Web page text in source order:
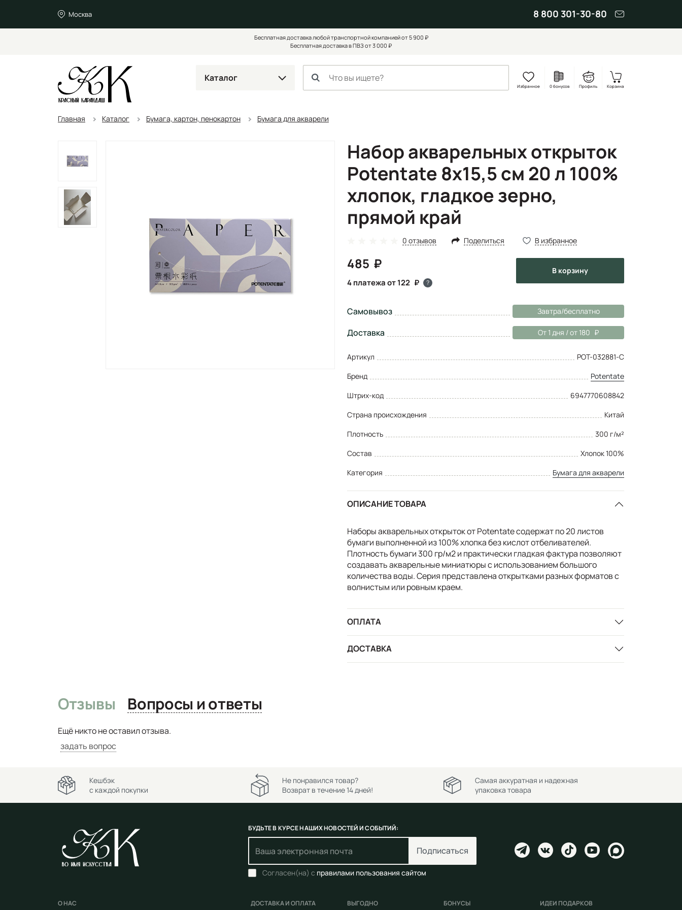
Москва 8 800 301-30-80
Бесплатная доставка любой транспортной компанией от 5 900 ₽
Бесплатная доставка в ПВЗ от 3 000 ₽
Каталог
Избранное 0 бонусов Профиль Корзина
Главная Каталог Бумага, картон, пенокартон Бумага для акварели
Набор акварельных открыток
Potentate 8х15,5 см 20 л 100%
хлопок, гладкое зерно,
прямой край
0 отзывов Поделиться В избранное
485
4 платежа от 122 ?
в корзину
Самовывоз Завтра/бесплатно
Доставка От 1 дня / от 180
Артикул
POT-032881-C
Бренд
Potentate
Штрих-код
6947770608842
Страна происхождения
Китай
Плотность
300 г/м²
Состав
Хлопок 100%
Категория
Бумага для акварели
ОПИСАНИЕ ТОВАРА
Наборы акварельных открыток от Potentate содержат по 20 листов
бумаги выполненной из 100% хлопка без кислот отбеливателей.
Плотность бумаги 300 гр/м2 и практически гладкая фактура позволяют
создавать акварельные миниатюры с использованием большого
количества воды. Серия представлена открытками разных форматов с
волнистым или ровным краем.
ОПЛАТА
ДОСТАВКА
Отзывы Вопросы и ответы
Ещё никто не оставил отзыва.
задать вопрос
Кешбэк
с каждой покупки
Не понравился товар?
Возврат в течение 14 дней!
Самая аккуратная и надежная
упаковка товара
БУДЬТЕ В КУРСЕ НАШИХ НОВОСТЕЙ И СОБЫТИЙ:
Подписаться
Согласен(на) с правилами пользования сайтом
О НАС ДОСТАВКА И ОПЛАТА ВЫГОДНО БОНУСЫ ИДЕИ ПОДАРКОВ